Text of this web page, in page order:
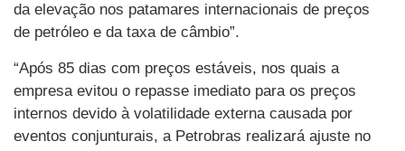
da elevação nos patamares internacionais de preços
de petróleo e da taxa de câmbio”.
“Após 85 dias com preços estáveis, nos quais a
empresa evitou o repasse imediato para os preços
internos devido à volatilidade externa causada por
eventos conjunturais, a Petrobras realizará ajuste no